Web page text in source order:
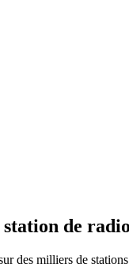
de radio
des milliers de